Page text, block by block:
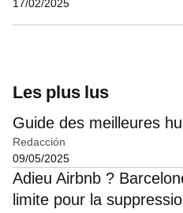
17/02/2025
Les plus lus
Guide des meilleures
Redacción
09/05/2025
Adieu Airbnb ?
limite pour la